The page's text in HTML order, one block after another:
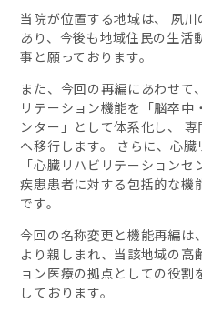
当院が位置する地域は、 夙
あり、今後も地域住民の生活
事と願っております。
また、今回の再編にあわせて
リテーション機能を「脳卒中
ンター」として体系化し、
へ移行します。 さらに、心
「心臓リハビリテーション
疾患患者に対する包括的な機
です。
今回の名称変更と機能再編は
より親しまれ、当該地域の高
ョン医療の拠点としての役割
しております。